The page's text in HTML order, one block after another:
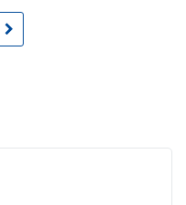
Ga naar winkelwagen